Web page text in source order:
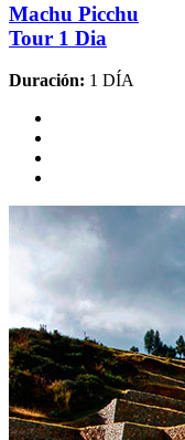
Machu Picchu
Tour 1 Dia
Duración: 1 DÍA